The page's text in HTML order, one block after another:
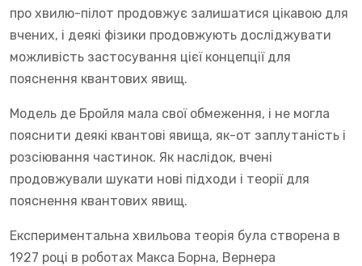
про хвилю-пілот продовжує залишатися цікавою для
вчених, і деякі фізики продовжують досліджувати
можливість застосування цієї концепції для
пояснення квантових явищ.
Модель де Бройля мала свої обмеження, і не могла
пояснити деякі квантові явища, як-от заплутаність і
розсіювання частинок. Як наслідок, вчені
продовжували шукати нові підходи і теорії для
пояснення квантових явищ.
Експериментальна хвильова теорія була створена в
1927 році в роботах Макса Борна, Вернера